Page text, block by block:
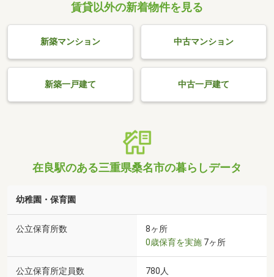
賃貸以外の新着物件を見る
新築マンション 中古マンション
新築一戸建て 中古一戸建て
在良駅のある三重県桑名市の暮らしデータ
幼稚園・保育園
公立保育所数
8ヶ所
0歳保育を実施 7ヶ所
公立保育所定員数 780人